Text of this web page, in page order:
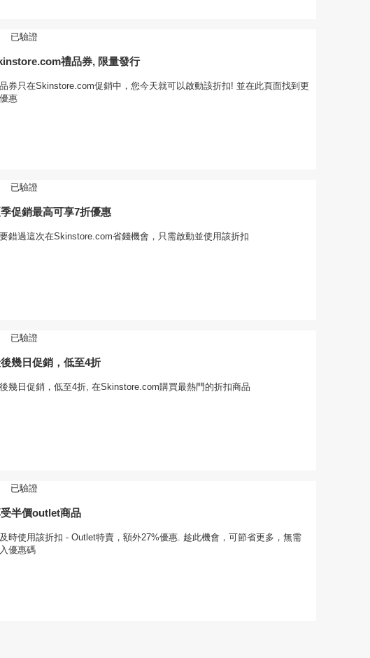
已驗證
禮品券, 限量發行
券只在Skinstore.com促銷中，您今天就可以啟動該折扣! 並在此頁面找到更
惠
已驗證
促銷最高可享7折優惠
錯過這次在Skinstore.com省錢機會，只需啟動並使用該折扣
已驗證
幾日促銷，低至4折
幾日促銷，低至4折, 在Skinstore.com購買最熱門的折扣商品
已驗證
半價outlet商品
時使用該折扣 - Outlet特賣，額外27%優惠. 趁此機會，可節省更多，無需
優惠碼